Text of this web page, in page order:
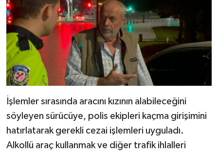
İşlemler sırasında aracını kızının alabileceğini
söyleyen sürücüye, polis ekipleri kaçma girişimini
hatırlatarak gerekli cezai işlemleri uyguladı.
Alkollü araç kullanmak ve diğer trafik ihlalleri